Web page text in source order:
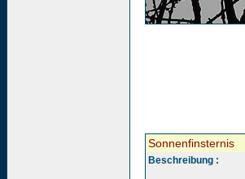
Sonnenfinsternis
Beschreibung :